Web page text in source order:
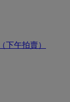
下午拍賣）